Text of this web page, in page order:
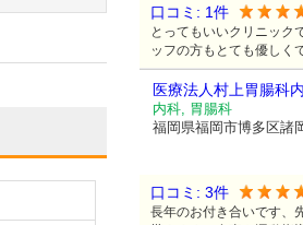
口コミ: 1件
とってもいいクリニック
ッフの方もとても優しく
医療法人村上胃腸科
内科, 胃腸科
福岡県福岡市博多区諸
口コミ: 3件
長年のお付き合いです、